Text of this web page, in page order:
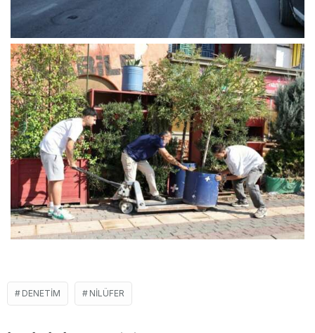
DENETIM NILÜFER